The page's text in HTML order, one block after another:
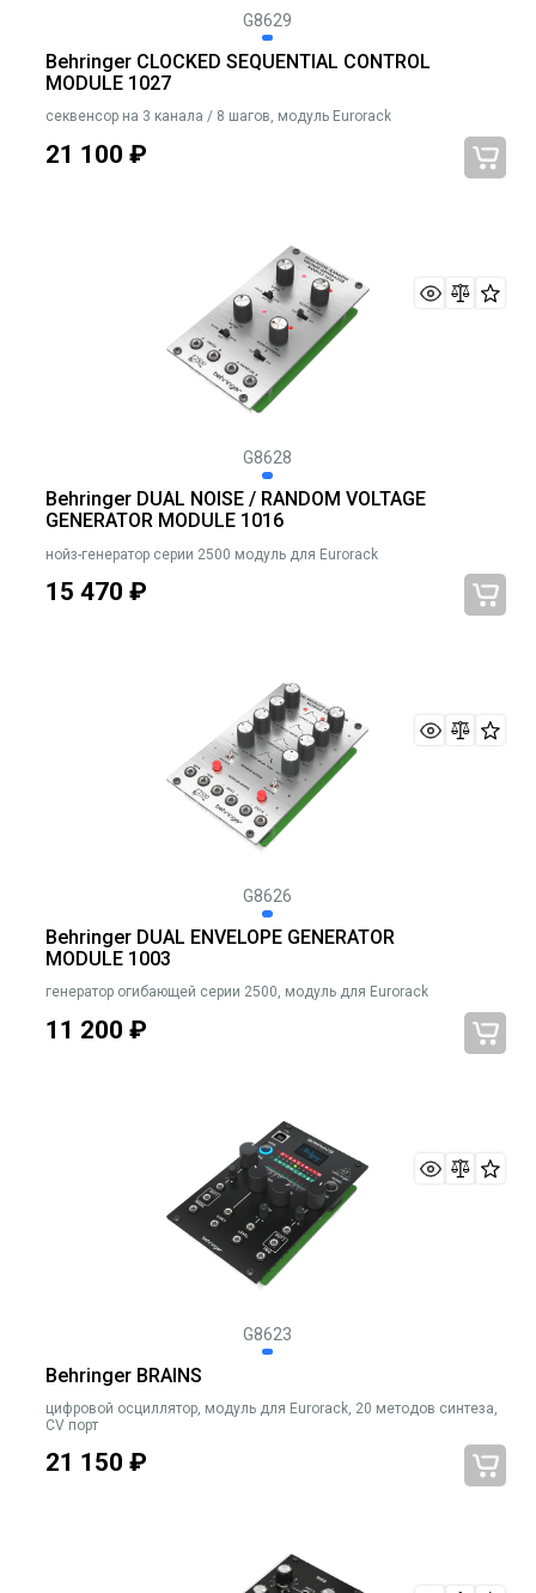
G8629
Behringer CLOCKED SEQUENTIAL CONTROL
MODULE 1027
секвенсор на 3 канала / 8 шагов, модуль Eurorack
21 100 ₽
G8628
Behringer DUAL NOISE / RANDOM VOLTAGE
GENERATOR MODULE 1016
нойз-генератор серии 2500 модуль для Eurorack
15 470 ₽
G8626
Behringer DUAL ENVELOPE GENERATOR
MODULE 1003
генератор огибающей серии 2500, модуль для Eurorack
11 200 ₽
G8623
Behringer BRAINS
цифровой осциллятор, модуль для Eurorack, 20 методов синтеза,
CV порт
21 150 ₽